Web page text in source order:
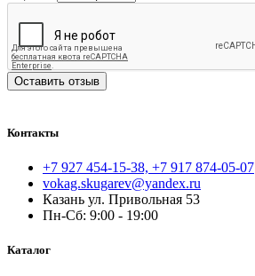
Оставить отзыв
Контакты
+7 927 454-15-38, +7 917 874-05-07
vokag.skugarev@yandex.ru
Казань ул. Привольная 53
Пн-Сб: 9:00 - 19:00
Каталог